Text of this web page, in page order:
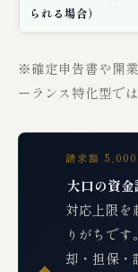
られる場合）
※確定申告書や開
ーランス特化型で
請求額 5,000
大口の資金
対応上限を
りがちです。
却・担保・